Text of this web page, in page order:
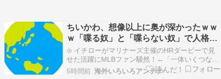
ちいかわ、想像以上に奥が深かったｗｗ
ｗ「喋る奴」と「喋らない奴」で人格に
差がある模様
⊙ イチローがマリナーズ主催のHRダービーで見
せた活躍にMLBファン騒然！←「一体いくつなん
だ！」（海外の反応）海外の反応スポーツ⊙ 韓国
人「サッカー元日本代表のスター、日本代表強化
5時間前 海外いろいろアンテナ